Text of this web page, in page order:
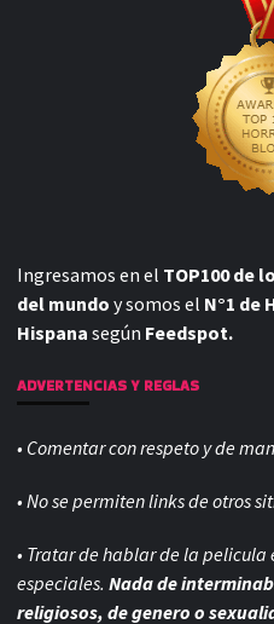
Ingresamos en el TOP100 de
del mundo y somos el N°1 de
Hispana según Feedspot.
ADVERTENCIAS Y REGLAS
• Comentar con respeto y de
• No se permiten links de otros
• Tratar de hablar de la pelicula
especiales. Nada de
religiosos, de genero o